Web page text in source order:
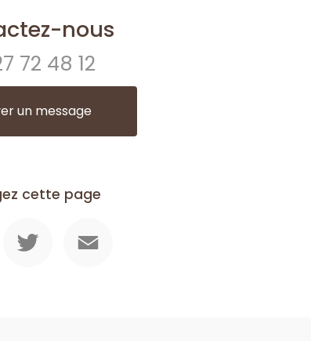
nous
72 48 12
un message
cette page